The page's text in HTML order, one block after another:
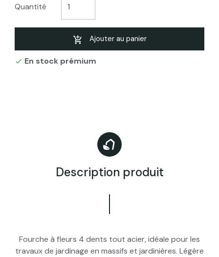
Quantité
Ajouter au panier
 En stock prémium
Description produit
Fourche à fleurs 4 dents tout acier, idéale pour les
travaux de jardinage en massifs et jardinières. Légère